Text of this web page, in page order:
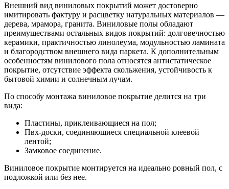
Внешний вид виниловых покрытий может достоверно
имитировать фактуру и расцветку натуральных материалов —
дерева, мрамора, гранита. Виниловые полы обладают
преимуществами остальных видов покрытий: долговечностью
керамики, практичностью линолеума, модульностью ламината
и благородством внешнего вида паркета. К дополнительным
особенностям винилового пола относятся антистатическое
покрытие, отсутствие эффекта скольжения, устойчивость к
бытовой химии и солнечным лучам.
По способу монтажа виниловое покрытие делится на три
вида:
Пластины, приклеивающиеся на пол;
Пвх-доски, соединяющиеся специальной клеевой
лентой;
Замковое соединение.
Виниловое покрытие монтируется на идеально ровный пол, с
подложкой или без нее.